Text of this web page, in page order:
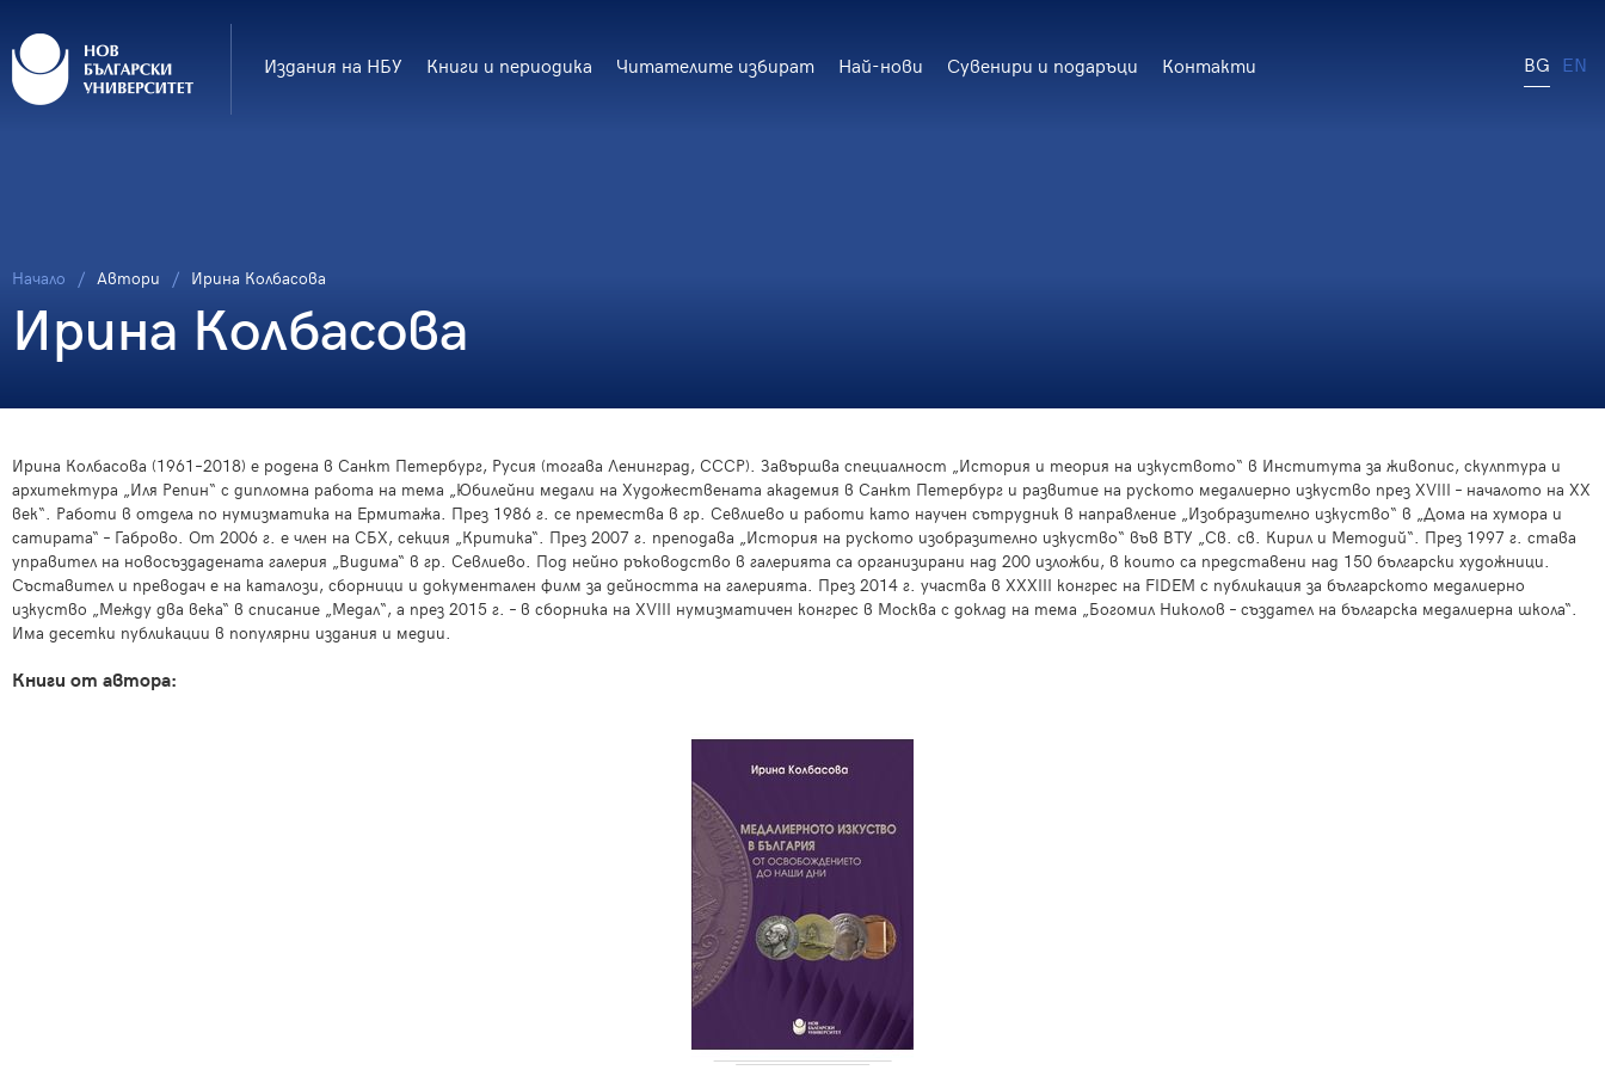
Издания на НБУ Книги и периодика Читателите избират Най-нови Сувенири и подаръци Контакти BG EN
Начало Автори Ирина Колбасова
Ирина Колбасова
Ирина Колбасова (1961–2018) е родена в Санкт Петербург, Русия (тогава Ленинград, СССР). Завършва специалност „История и теория на изкуството“ в Института за живопис, скулптура и
архитектура „Иля Репин“ с дипломна работа на тема „Юбилейни медали на Художествената академия в Санкт Петербург и развитие на руското медалиерно изкуство през ХVIII – началото на ХХ
век“. Работи в отдела по нумизматика на Ермитажа. През 1986 г. се премества в гр. Севлиево и работи като научен сътрудник в направление „Изобразително изкуство“ в „Дома на хумора и
сатирата“ – Габрово. От 2006 г. е член на СБХ, секция „Критика“. През 2007 г. преподава „История на руското изобразително изкуство“ във ВТУ „Св. св. Кирил и Методий“. През 1997 г. става
управител на новосъздадената галерия „Видима“ в гр. Севлиево. Под нейно ръководство в галерията са организирани над 200 изложби, в които са представени над 150 български художници.
Съставител и преводач е на каталози, сборници и документален филм за дейността на галерията. През 2014 г. участва в ХХХIII конгрес на FIDEM с публикация за българското медалиерно
изкуство „Между два века“ в списание „Медал“, а през 2015 г. – в сборника на ХVIII нумизматичен конгрес в Москва с доклад на тема „Богомил Николов – създател на българска медалиерна школа“.
Има десетки публикации в популярни издания и медии.
Книги от автора: